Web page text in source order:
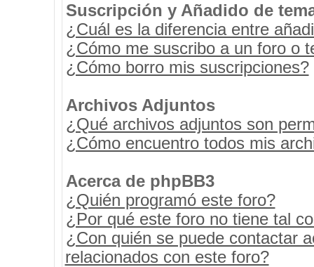
Suscripción y Añadido de
¿Cuál es la diferencia entre
¿Cómo me suscribo a un foro o
¿Cómo borro mis suscripciones?
Archivos Adjuntos
¿Qué archivos adjuntos son
¿Cómo encuentro todos mis
Acerca de phpBB3
¿Quién programó este foro?
¿Por qué este foro no tiene tal
¿Con quién se puede contactar
relacionados con este foro?